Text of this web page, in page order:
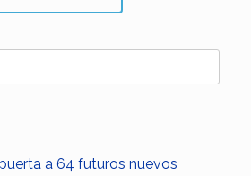
a 64 futuros nuevos